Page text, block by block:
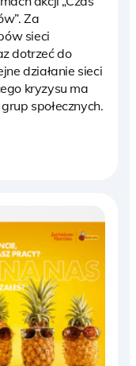
Za
sieci
dotrzeć do
działanie sieci
kryzysu ma
społecznych.